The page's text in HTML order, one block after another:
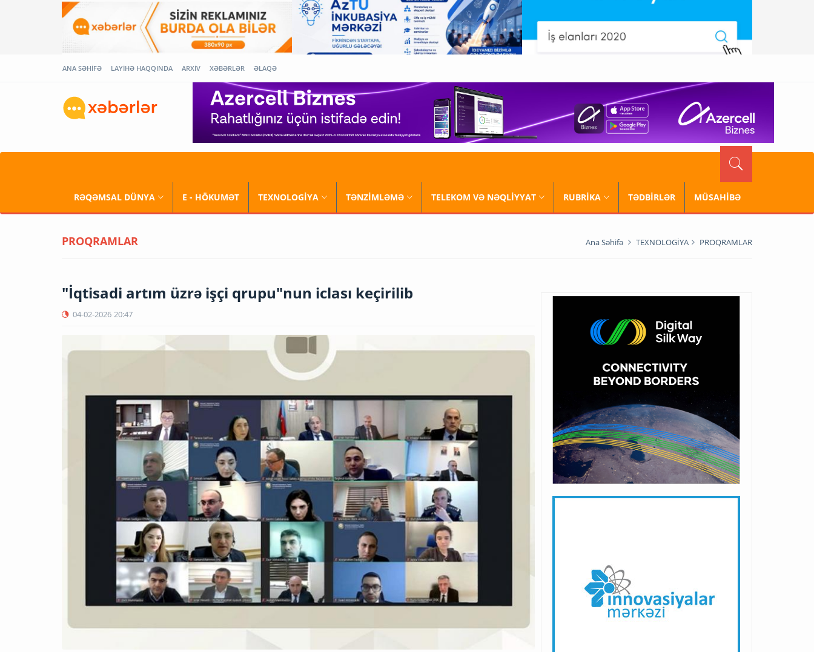
ANA SƏHİFƏ LAYİHƏ HAQQINDA ARXİV XƏBƏRLƏR ƏLAQƏ
RƏQƏMSAL DÜNYA E - HÖKUMƏT TEXNOLOGİYA TƏNZİMLƏMƏ TELEKOM VƏ NƏQLİYYAT RUBRİKA TƏDBİRLƏR MÜSAHİBƏ
PROQRAMLAR Ana Səhifə TEXNOLOGİYA PROQRAMLAR
"İqtisadi artım üzrə işçi qrupu"nun iclası keçirilib
04-02-2026 20:47